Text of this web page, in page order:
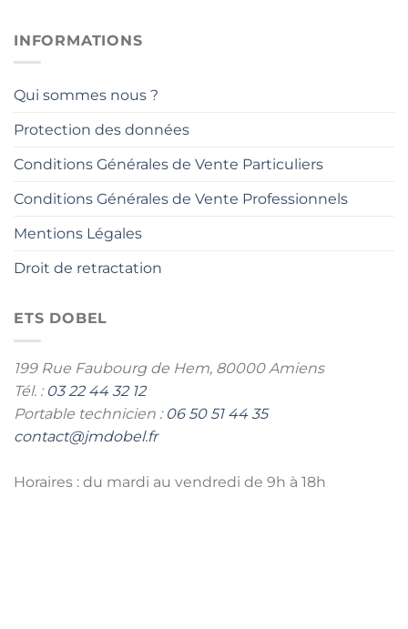
INFORMATIONS
Qui sommes nous ?
Protection des données
Conditions Générales de Vente Particuliers
Conditions Générales de Vente Professionnels
Mentions Légales
Droit de retractation
ETS DOBEL
199 Rue Faubourg de Hem, 80000 Amiens
Tél. : 03 22 44 32 12
Portable technicien : 06 50 51 44 35
contact@jmdobel.fr
Horaires : du mardi au vendredi de 9h à 18h